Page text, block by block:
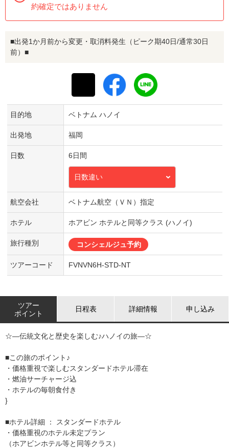
約確定ではありません
■出発1か月前から変更・取消料発生（ピーク期40日/通常30日
前）■
目的地 ベトナム ハノイ
出発地 福岡
日数 6日間
日数違い
航空会社 ベトナム航空（ＶＮ）指定
ホテル ホアビン ホテルと同等クラス (ハノイ)
旅行種別 コンシェルジュ予約
ツアーコード FVNVN6H-STD-NT
ツアー
ポイント
日程表 詳細情報 申し込み
☆―伝統文化と歴史を楽しむ♪ハノイの旅―☆
■この旅のポイント♪
・価格重視で楽しむスタンダードホテル滞在
・燃油サーチャージ込
・ホテルの毎朝食付き
}
■ホテル詳細 ： スタンダードホテル
・価格重視のホテル未定プラン
（ホアビンホテル等と同等クラス）